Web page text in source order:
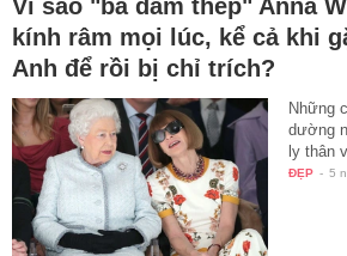
Vì sao "bà đầm thép" Anna
kính râm mọi lúc, kể cả khi
Anh để rồi bị chỉ trích?
Những
dường
ly thân
ĐẸP - 5